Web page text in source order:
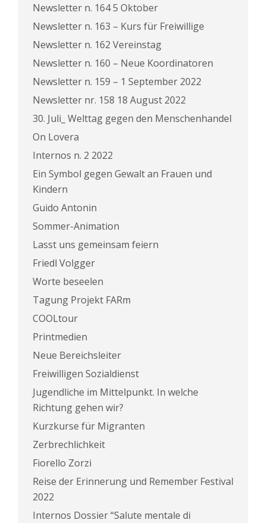
Newsletter n. 164 5 Oktober
Newsletter n. 163 – Kurs für Freiwillige
Newsletter n. 162 Vereinstag
Newsletter n. 160 – Neue Koordinatoren
Newsletter n. 159 – 1 September 2022
Newsletter nr. 158 18 August 2022
30. Juli_ Welttag gegen den Menschenhandel
On Lovera
Internos n. 2 2022
Ein Symbol gegen Gewalt an Frauen und
Kindern
Guido Antonin
Sommer-Animation
Lasst uns gemeinsam feiern
Friedl Volgger
Worte beseelen
Tagung Projekt FARm
COOLtour
Printmedien
Neue Bereichsleiter
Freiwilligen Sozialdienst
Jugendliche im Mittelpunkt. In welche
Richtung gehen wir?
Kurzkurse für Migranten
Zerbrechlichkeit
Fiorello Zorzi
Reise der Erinnerung und Remember Festival
2022
Internos Dossier “Salute mentale di